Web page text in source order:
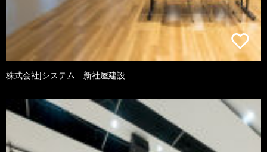
株式会社Jシステム 新社屋建設